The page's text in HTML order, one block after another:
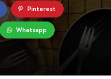
Pinterest
Whatsapp